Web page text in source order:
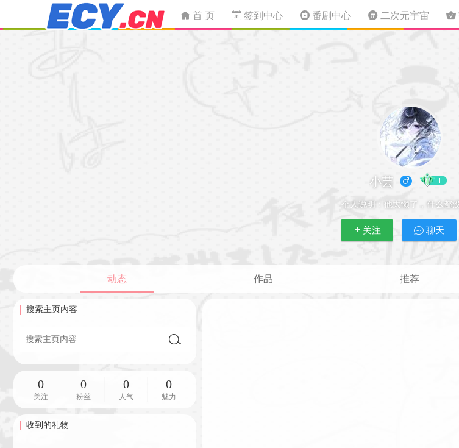
首 页 签到中心 番剧中心 二次元宇宙
小芸
个人说明： 他太懒了，什么都
关注 聊天
动态 作品 推荐
搜索主页内容
0
关注
0
粉丝
0
人气
0
魅力
收到的礼物